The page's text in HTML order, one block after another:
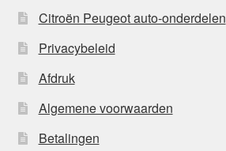
Citroën Peugeot auto-onderdelen
Privacybeleid
Afdruk
Algemene voorwaarden
Betalingen